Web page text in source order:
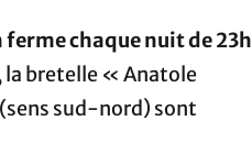
chaque nuit de 23h
la bretelle « Anatole
sud-nord) sont